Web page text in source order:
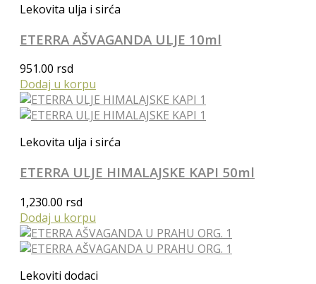
Lekovita ulja i sirća
ETERRA AŠVAGANDA ULJE 10ml
951.00 rsd
Dodaj u korpu
Lekovita ulja i sirća
ETERRA ULJE HIMALAJSKE KAPI 50ml
1,230.00 rsd
Dodaj u korpu
Lekoviti dodaci